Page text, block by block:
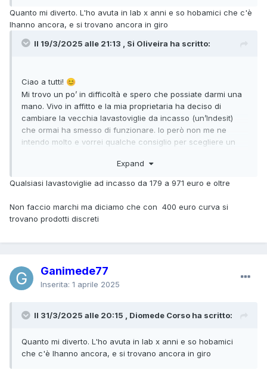
Svizzera? Sono da 55cm di larghezza.
Quanto mi diverto. L'ho avuta in lab x anni e so hobamici che c'è
lhanno ancora, e si trovano ancora in giro
Il 19/3/2025 alle 21:13 , Si Oliveira ha scritto:
Ciao a tutti! 😊
Mi trovo un po’ in difficoltà e spero che possiate darmi una
mano. Vivo in affitto e la mia proprietaria ha deciso di
cambiare la vecchia lavastoviglie da incasso (un’Indesit)
che ormai ha smesso di funzionare. Io però non me ne
intendo molto e vorrei qualche consiglio per scegliere un
Larghezza: 60 cm
Altezza (dal pavimento)
duri nel tempo, visto che la proprietaria preferisce investire
su un elettrodomestico di buona qualità. Non voglio puntare
su modelli troppo economici che rischiano di rompersi
Expand
Qualsiasi lavastoviglie ad incasso da 179 a 971 euro e oltre
Non faccio marchi ma diciamo che con 400 euro curva si
trovano prodotti discreti
Ganimede77
Inserita: 1 aprile 2025
Il 31/3/2025 alle 20:15 , Diomede Corso ha scritto:
Quanto mi diverto. L'ho avuta in lab x anni e so hobamici
che c'è lhanno ancora, e si trovano ancora in giro